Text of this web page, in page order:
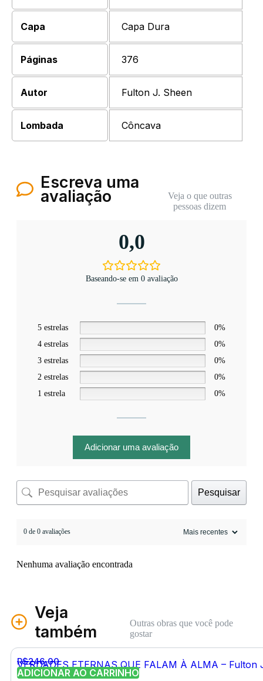
Capa Capa Dura
Páginas 376
Autor Fulton J. Sheen
Lombada Côncava
Escreva uma
avaliação
Veja o que outras
pessoas dizem
0,0
Baseando-se em 0 avaliação
5 estrelas
0%
4 estrelas
0%
3 estrelas
0%
2 estrelas
0%
1 estrela
0%
Adicionar uma avaliação
Pesquisar
0 de 0 avaliações
Nenhuma avaliação encontrada
Veja
também
Outras obras que você pode
gostar
VERDADES ETERNAS QUE FALAM À ALMA – Fulton
R$246,00
ADICIONAR AO CARRINHO